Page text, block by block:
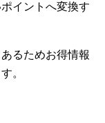
イントへ変換す
るためお得情報
。